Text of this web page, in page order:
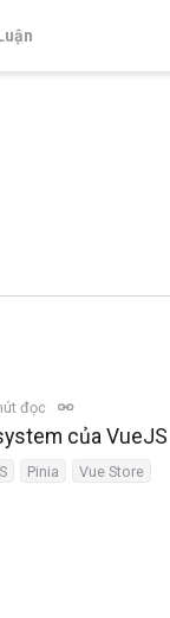
đọc
của VueJS
Pinia Vue Store